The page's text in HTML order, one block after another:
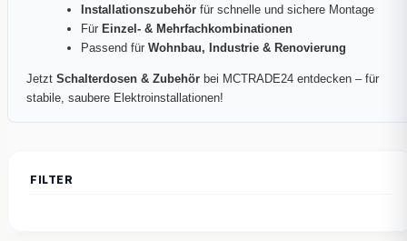
Installationszubehör für schnelle und sichere Montage
Für Einzel- & Mehrfachkombinationen
Passend für Wohnbau, Industrie & Renovierung
Jetzt Schalterdosen & Zubehör bei MCTRADE24 entdecken – für
stabile, saubere Elektroinstallationen!